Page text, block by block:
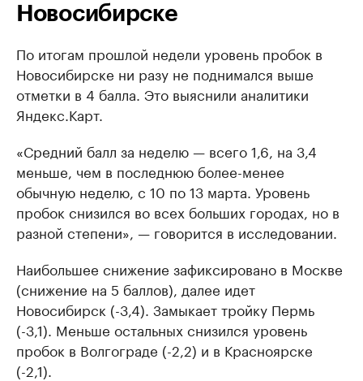
Новосибирске
По итогам прошлой недели уровень пробок в
Новосибирске ни разу не поднимался выше
отметки в 4 балла. Это выяснили аналитики
Яндекс.Карт.
«Средний балл за неделю — всего 1,6, на 3,4
меньше, чем в последнюю более-менее
обычную неделю, с 10 по 13 марта. Уровень
пробок снизился во всех больших городах, но в
разной степени», — говорится в исследовании.
Наибольшее снижение зафиксировано в Москве
(снижение на 5 баллов), далее идет
Новосибирск (-3,4). Замыкает тройку Пермь
(-3,1). Меньше остальных снизился уровень
пробок в Волгограде (-2,2) и в Красноярске
(-2,1).